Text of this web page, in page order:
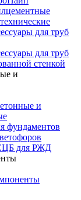
для труб
для труб
стенкой
и
и
фундаментов
для РЖД